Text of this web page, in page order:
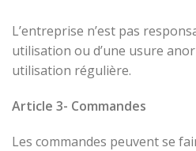
L’entreprise n’est pas
utilisation ou d’une usure
utilisation régulière.
Article 3- Commandes
Les commandes peuvent se